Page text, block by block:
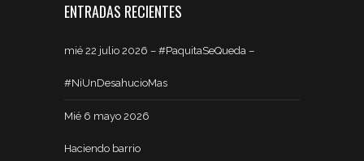
ENTRADAS RECIENTES
mié 22 julio 2026 – #PaquitaSeQueda –
#NiUnDesahucioMas
Mié 6 mayo 2026
Haciendo barrio